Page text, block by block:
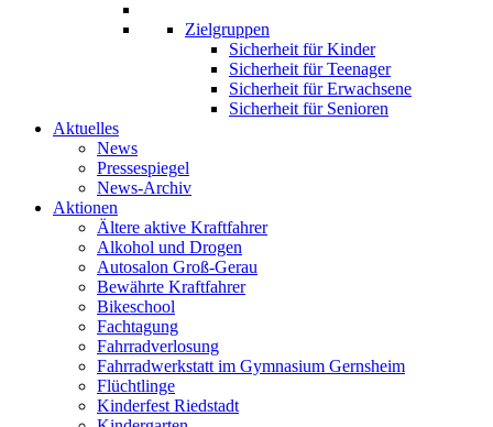
Zielgruppen
Sicherheit für Kinder
Sicherheit für Teenager
Sicherheit für Erwachsene
Sicherheit für Senioren
Aktuelles
News
Pressespiegel
News-Archiv
Aktionen
Ältere aktive Kraftfahrer
Alkohol und Drogen
Autosalon Groß-Gerau
Bewährte Kraftfahrer
Bikeschool
Fachtagung
Fahrradverlosung
Fahrradwerkstatt im Gymnasium Gernsheim
Flüchtlinge
Kinderfest Riedstadt